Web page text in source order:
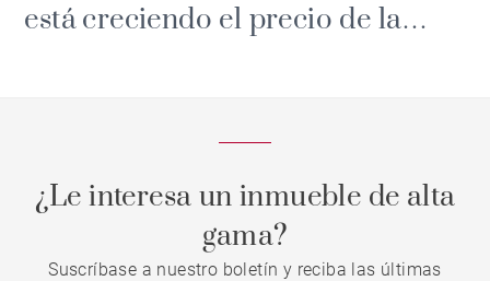
está creciendo el precio de la
¿Le interesa un inmueble de alta
gama?
Suscríbase a nuestro boletín y reciba las últimas